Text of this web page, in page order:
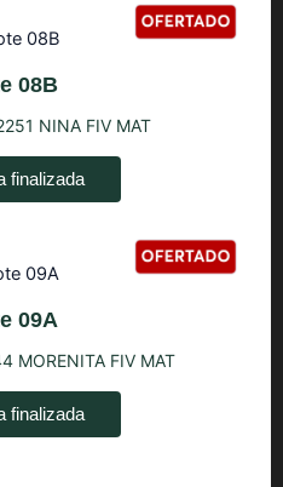
08B
NINA FIV MAT
finalizada
09A
MORENITA FIV MAT
finalizada